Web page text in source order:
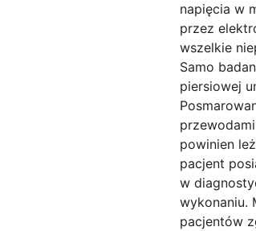
napięcia w
przez
wszelkie
Samo
piersiowej
powinien
pacjent
w
wykonaniu.
pacjentów